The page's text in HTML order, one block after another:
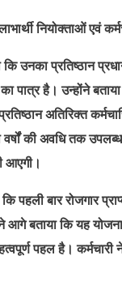
नियोक्ताओं एवं
कि उनका प्रतिष्ठान
का पात्र है। उन्होंने
अतिरिक्त
की अवधि तक
आएगी।
कि पहली बार रोजगार
बताया कि यह योजना
पहल है।